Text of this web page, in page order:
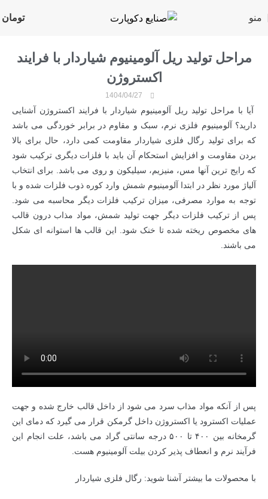
منو تومان
مراحل تولید ریل آلومینیوم شیاردار با فرایند
اکستروژن
1404/04/27
آیا با مراحل تولید ریل آلومینیوم شیاردار با فرایند اکستروژن آشنایی
دارید؟ آلومینیوم فلزی نرم، سبک و مقاوم در برابر خوردگی می باشد
که برای تولید رگال فلزی شیاردار مقاومت کمی دارد، حال برای بالا
بردن مقاومت و افزایش استحکام آن باید با فلزات دیگری ترکیب شود
که رایج ترین آنها مس، منیزیم، سیلیکون و روی می باشد. برای انتخاب
آلیاژ مورد نظر در ابتدا آلومینیوم شمش وارد کوره ذوب فلزات شده و با
توجه به موارد مصرفی، میزان ترکیب فلزات دیگر محاسبه می شود.
پس از ترکیب فلزات دیگر جهت تولید شمش، مواد مذاب درون قالب
های مخصوص ریخته شده تا خنک شود. این قالب ها استوانه ای شکل
می باشند.
پس از آنکه مواد مذاب سرد می شود از داخل قالب خارج شده و جهت
عملیات اکسترود یا اکستروژن داخل گرمکن قرار می گیرد که دمای این
گرمخانه بین ۴۰۰ تا ۵۰۰ درجه سانتی گراد می باشد، علت انجام این
فرآیند نرم و انعطاف پذیر کردن بیلت آلومینیوم هست.
با محصولات ما بیشتر آشنا شوید: رگال فلزی شیاردار